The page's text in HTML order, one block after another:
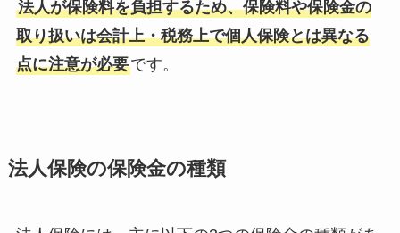
法人が保険料を負担するため、保険料や保険金の
取り扱いは会計上・税務上で個人保険とは異なる
点に注意が必要です。
法人保険の保険金の種類